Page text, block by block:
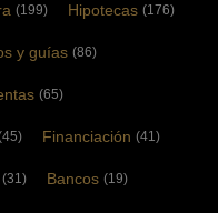
(199) Hipotecas (176)
y guías (86)
(65)
Financiación (41)
(31) Bancos (19)